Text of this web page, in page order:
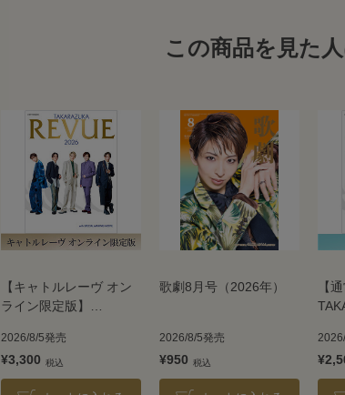
この商品を見た
【キャトルレーヴ オン
ライン限定版】
2026
2026/8/5発売
¥3,300
歌劇8月号（2026年）
2026/8/5発売
¥950
【